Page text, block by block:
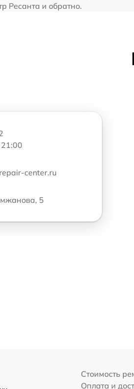
Ресанта и обратно.
center.ru
5
Стоимость
Оплата и